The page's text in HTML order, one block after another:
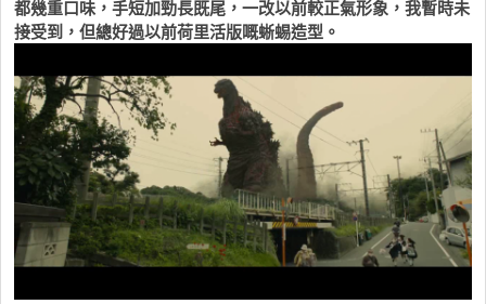
都幾重口味，手短加勁長既尾，一改以前較正氣形象，我暫時未
接受到，但總好過以前荷里活版嘅蜥蜴造型。